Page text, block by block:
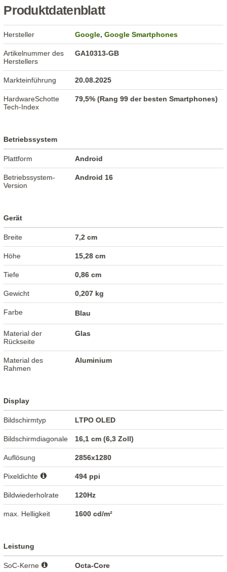
Produktdatenblatt
Hersteller Google,Google Smartphones
Artikelnummer des
Herstellers
GA10313-GB
Markteinführung 20.08.2025
HardwareSchotte
Tech-Index
79,5% (Rang 99 der besten Smartphones)
Betriebssystem
Plattform Android
Betriebssystem-
Version
Android 16
Gerät
Breite 7,2 cm
Höhe 15,28 cm
Tiefe 0,86 cm
Gewicht 0,207 kg
Farbe Blau
Material der
Rückseite
Glas
Material des
Rahmen
Aluminium
Display
Bildschirmtyp LTPO OLED
Bildschirmdiagonale 16,1 cm (6,3 Zoll)
Auflösung 2856x1280
Pixeldichte 494 ppi
Bildwiederholrate 120Hz
max. Helligkeit 1600 cd/m²
Leistung
SoC-Kerne Octa-Core